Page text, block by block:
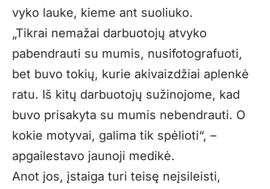
vyko lauke, kieme ant suoliuko.
„Tikrai nemažai darbuotojų atvyko
pabendrauti su mumis, nusifotografuoti,
bet buvo tokių, kurie akivaizdžiai aplenkė
ratu. Iš kitų darbuotojų sužinojome, kad
buvo prisakyta su mumis nebendrauti. O
kokie motyvai, galima tik spėlioti“, –
apgailestavo jaunoji medikė.
Anot jos, įstaiga turi teisę neįsileisti,